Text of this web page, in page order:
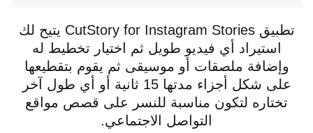
تطبيق CutStory for Instagram Stories يتيح لك
استيراد أي فيديو طويل ثم اختيار تخطيط له
وإضافة ملصقات أو موسيقى ثم يقوم بتقطيعها
على شكل أجزاء مدتها 15 ثانية أو أي طول آخر
تختاره لتكون مناسبة للنسر على قصص مواقع
التواصل الاجتماعي.